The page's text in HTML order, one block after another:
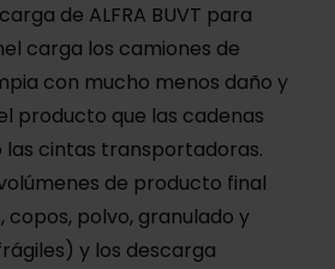
de ALFRA BUVT para
carga los camiones de
con mucho menos daño y
producto que las cadenas
las cintas transportadoras.
de producto final
copos, polvo, granulado y
y los descarga